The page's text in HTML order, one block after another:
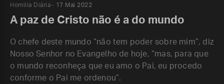
Homilia Diária 17 Mai 2022
A paz de Cristo não é a do mundo
O chefe deste mundo “não tem poder sobre mim”, diz
Nosso Senhor no Evangelho de hoje, “mas, para que
o mundo reconheça que eu amo o Pai, eu procedo
conforme o Pai me ordenou”.